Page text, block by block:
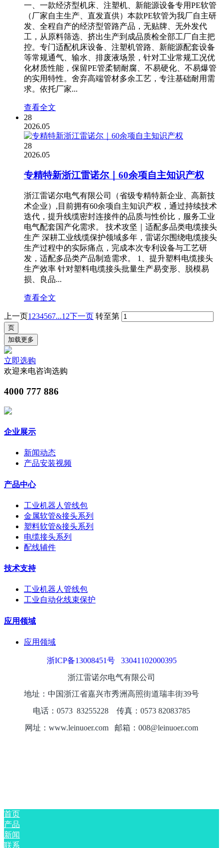
一、一款经济型机床、注塑机、新能源设备专用PE软管
（厂家自主生产、直发直供）本款PE软管为我厂自主研
发、全程自产的经济型管路产品，无贴牌、无外发代
工，从原料筛选、挤出生产到成品质检全部工厂自主把
控。专门适配机床设备、注塑机管路、新能源配套设备
等常规通气、输水、排废液场景，针对工业常规工况优
化材质性能，保留PE管柔韧耐腐、不易硬化、不易爆管
的实用特性。舍弃高端管材多余工艺，专注基础耐用需
求。依托厂家...
查看全文
28
2026.05
28
2026.05
专精特新浙江雷诺尔｜60余项自主知识产权
浙江雷诺尔电气有限公司（省级专精特新企业、高新技
术企业）,目前拥有60余项自主知识产权，通过持续技术
迭代，提升线缆密封连接件的品质与性价比，服务工业
电气配套国产化需求。 技术攻坚｜适配多品类电缆接头
生产 深耕工业线缆保护领域多年，雷诺尔围绕电缆接头
生产过程中的实际痛点，完成本次专利设备与工艺研
发，适配多品类产品制造需求。 1、提升塑料电缆接头
生产效率 针对塑料电缆接头批量生产易变形、脱模易
损、良品...
查看全文
上一页1 234567...12下一页 转至第
加载更多
立即选购
欢迎来电咨询选购
4000 777 886
企业展示
新闻动态
产品安装视频
产品中心
工业机器人管线包
金属软管&接头系列
塑料软管&接头系列
电缆接头系列
配线辅件
技术支持
工业机器人管线包
工业自动化线束保护
应用领域
应用领域
浙ICP备13008451号
33041102000395
浙江雷诺尔电气有限公司
地址：中国浙江省嘉兴市秀洲高照街道瑞丰街39号
电话：0573 83255228
传真：0573 82083785
网址：www.leinuoer.com 邮箱：008@leinuoer.com
首页
产品
新闻
联系